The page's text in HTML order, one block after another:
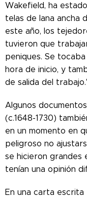
Wakefield, ha
telas de lana ancha
este año, los
tuvieron que
peniques. Se
hora de inicio, y
de salida del trabajo.'
Algunos
(c.1648-1730)
en un momento en
peligroso no
se hicieron grandes
tenían una opinión
En una carta